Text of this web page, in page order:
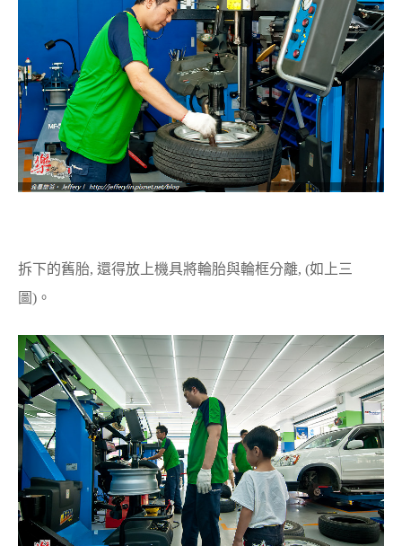
拆下的舊胎, 還得放上機具將輪胎與輪框分離, (如上三
圖)。